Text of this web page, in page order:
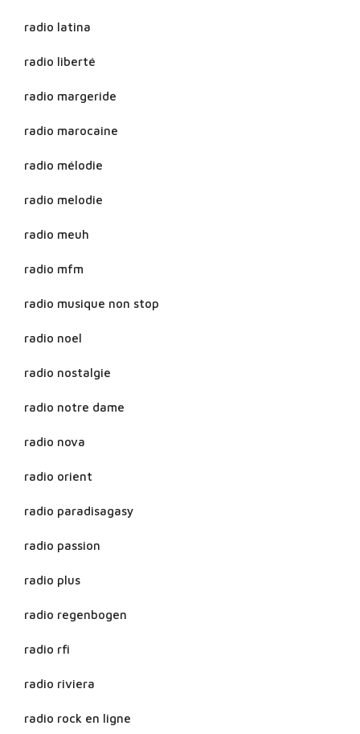
radio latina
radio liberté
radio margeride
radio marocaine
radio mélodie
radio melodie
radio meuh
radio mfm
radio musique non stop
radio noel
radio nostalgie
radio notre dame
radio nova
radio orient
radio paradisagasy
radio passion
radio plus
radio regenbogen
radio rfi
radio riviera
radio rock en ligne